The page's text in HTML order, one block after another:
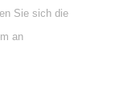
Sie sich die
an